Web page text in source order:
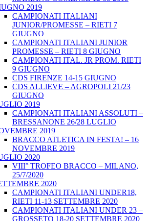
2019
CAMPIONATI ITALIANI
JUNIOR/PROMESSE – RIETI 7
GIUGNO
CAMPIONATI ITALIANI JUNIOR
PROMESSE – RIETI 8 GIUGNO
CAMPIONATI ITAL. JR PROM. RIETI
9 GIUGNO
CDS FIRENZE 14-15 GIUGNO
CDS ALLIEVE – AGROPOLI 21/23
GIUGNO
2019
CAMPIONATI ITALIANI ASSOLUTI –
BRESSANONE 26/28 LUGLIO
2019
BRACCO ATLETICA IN FESTA! – 16
NOVEMBRE 2019
2020
VIII° TROFEO BRACCO – MILANO,
25/7/2020
2020
CAMPIONATI ITALIANI UNDER18,
RIETI 11-13 SETTEMBRE 2020
CAMPIONATI ITALIANI UNDER 23 –
GROSSETO 18-20 SETTEMBRE 2020